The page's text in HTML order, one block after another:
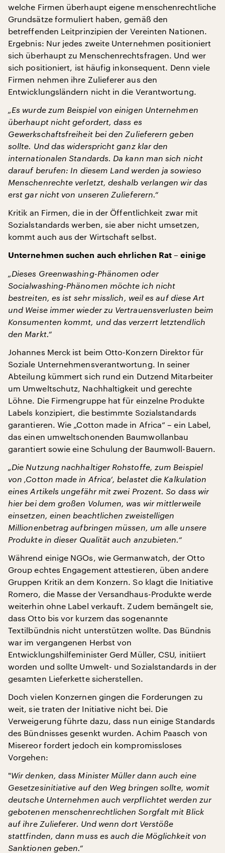
welche Firmen überhaupt eigene menschenrechtliche
Grundsätze formuliert haben, gemäß den
betreffenden Leitprinzipien der Vereinten Nationen.
Ergebnis: Nur jedes zweite Unternehmen positioniert
sich überhaupt zu Menschenrechtsfragen. Und wer
sich positioniert, ist häufig inkonsequent. Denn viele
Firmen nehmen ihre Zulieferer aus den
Entwicklungsländern nicht in die Verantwortung.
„Es wurde zum Beispiel von einigen Unternehmen
überhaupt nicht gefordert, dass es
Gewerkschaftsfreiheit bei den Zulieferern geben
sollte. Und das widerspricht ganz klar den
internationalen Standards. Da kann man sich nicht
darauf berufen: In diesem Land werden ja sowieso
Menschenrechte verletzt, deshalb verlangen wir das
erst gar nicht von unseren Zulieferern.“
Kritik an Firmen, die in der Öffentlichkeit zwar mit
Sozialstandards werben, sie aber nicht umsetzen,
kommt auch aus der Wirtschaft selbst.
Unternehmen suchen auch ehrlichen Rat – einige
„Dieses Greenwashing-Phänomen oder
Socialwashing-Phänomen möchte ich nicht
bestreiten, es ist sehr misslich, weil es auf diese Art
und Weise immer wieder zu Vertrauensverlusten beim
Konsumenten kommt, und das verzerrt letztendlich
den Markt.“
Johannes Merck ist beim Otto-Konzern Direktor für
Soziale Unternehmensverantwortung. In seiner
Abteilung kümmert sich rund ein Dutzend Mitarbeiter
um Umweltschutz, Nachhaltigkeit und gerechte
Löhne. Die Firmengruppe hat für einzelne Produkte
Labels konzipiert, die bestimmte Sozialstandards
garantieren. Wie „Cotton made in Africa“ – ein Label,
das einen umweltschonenden Baumwollanbau
garantiert sowie eine Schulung der Baumwoll-Bauern.
„Die Nutzung nachhaltiger Rohstoffe, zum Beispiel
von ‚Cotton made in Africa‘, belastet die Kalkulation
eines Artikels ungefähr mit zwei Prozent. So dass wir
hier bei dem großen Volumen, was wir mittlerweile
einsetzen, einen beachtlichen zweistelligen
Millionenbetrag aufbringen müssen, um alle unsere
Produkte in dieser Qualität auch anzubieten.“
Während einige NGOs, wie Germanwatch, der Otto
Group echtes Engagement attestieren, üben andere
Gruppen Kritik an dem Konzern. So klagt die Initiative
Romero, die Masse der Versandhaus-Produkte werde
weiterhin ohne Label verkauft. Zudem bemängelt sie,
dass Otto bis vor kurzem das sogenannte
Textilbündnis nicht unterstützen wollte. Das Bündnis
war im vergangenen Herbst von
Entwicklungshilfeminister Gerd Müller, CSU, initiiert
worden und sollte Umwelt- und Sozialstandards in der
gesamten Lieferkette sicherstellen.
Doch vielen Konzernen gingen die Forderungen zu
weit, sie traten der Initiative nicht bei. Die
Verweigerung führte dazu, dass nun einige Standards
des Bündnisses gesenkt wurden. Achim Paasch von
Misereor fordert jedoch ein kompromissloses
Vorgehen:
"Wir denken, dass Minister Müller dann auch eine
Gesetzesinitiative auf den Weg bringen sollte, womit
deutsche Unternehmen auch verpflichtet werden zur
gebotenen menschenrechtlichen Sorgfalt mit Blick
auf ihre Zulieferer. Und wenn dort Verstöße
stattfinden, dann muss es auch die Möglichkeit von
Sanktionen geben.“